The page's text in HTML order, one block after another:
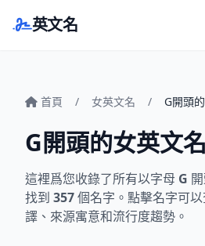
英文名
首頁 / 女英文名 / G開頭
G開頭的女英文
這裡爲您收錄了所有以字母 G
找到 357個名字。點擊名字可
譯、來源寓意和流行度趨勢。